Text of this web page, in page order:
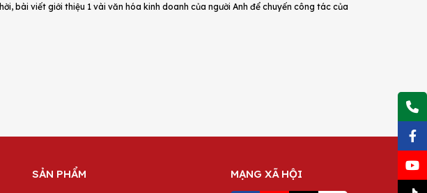
bài viết giới thiệu 1 vài văn hóa kinh doanh của người Anh để chuyến công tác của
SẢN PHẨM MẠNG XÃ HỘI